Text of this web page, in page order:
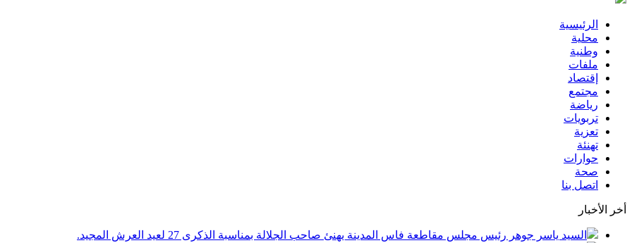
الرئيسية
محلية
وطنية
ملفات
إقتصاد
مجتمع
رياضة
تربويات
تعزية
تهنئة
حوارات
صحة
اتصل بنا
أخر الأخبار
السيد ياسر جوهر رئيس مجلس مقاطعة فاس المدينة يهنئ صاحب الجلالة بمناسبة الذكرى 27 لعيد العرش المجيد.